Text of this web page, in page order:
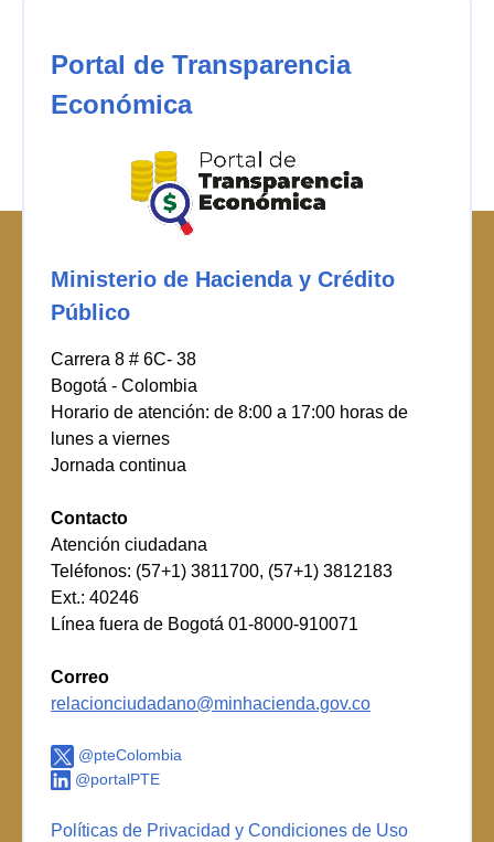
Portal de Transparencia
Económica
Ministerio de Hacienda y Crédito
Público
Carrera 8 # 6C- 38
Bogotá - Colombia
Horario de atención: de 8:00 a 17:00 horas de
lunes a viernes
Jornada continua
Contacto
Atención ciudadana
Teléfonos: (57+1) 3811700, (57+1) 3812183
Ext.: 40246
Línea fuera de Bogotá 01-8000-910071
Correo
relacionciudadano@minhacienda.gov.co
@pteColombia
@portalPTE
Políticas de Privacidad y Condiciones de Uso